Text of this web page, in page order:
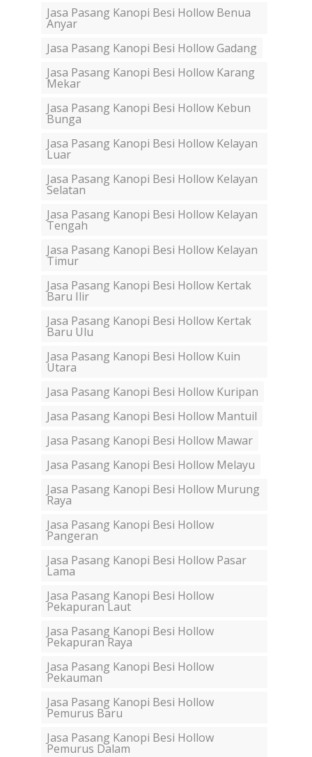
Jasa Pasang Kanopi Besi Hollow Benua
Anyar
Jasa Pasang Kanopi Besi Hollow Gadang
Jasa Pasang Kanopi Besi Hollow Karang
Mekar
Jasa Pasang Kanopi Besi Hollow Kebun
Bunga
Jasa Pasang Kanopi Besi Hollow Kelayan
Luar
Jasa Pasang Kanopi Besi Hollow Kelayan
Selatan
Jasa Pasang Kanopi Besi Hollow Kelayan
Tengah
Jasa Pasang Kanopi Besi Hollow Kelayan
Timur
Jasa Pasang Kanopi Besi Hollow Kertak
Baru Ilir
Jasa Pasang Kanopi Besi Hollow Kertak
Baru Ulu
Jasa Pasang Kanopi Besi Hollow Kuin
Utara
Jasa Pasang Kanopi Besi Hollow Kuripan
Jasa Pasang Kanopi Besi Hollow Mantuil
Jasa Pasang Kanopi Besi Hollow Mawar
Jasa Pasang Kanopi Besi Hollow Melayu
Jasa Pasang Kanopi Besi Hollow Murung
Raya
Jasa Pasang Kanopi Besi Hollow
Pangeran
Jasa Pasang Kanopi Besi Hollow Pasar
Lama
Jasa Pasang Kanopi Besi Hollow
Pekapuran Laut
Jasa Pasang Kanopi Besi Hollow
Pekapuran Raya
Jasa Pasang Kanopi Besi Hollow
Pekauman
Jasa Pasang Kanopi Besi Hollow
Pemurus Baru
Jasa Pasang Kanopi Besi Hollow
Pemurus Dalam